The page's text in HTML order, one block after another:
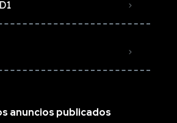
anuncios publicados